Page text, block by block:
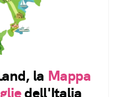
la Mappa
dell'Italia